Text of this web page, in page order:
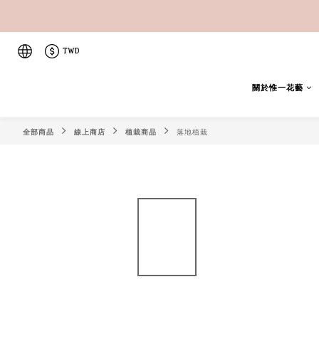
TWD
關於惟一花藝
全部商品 線上商店 植栽商品 落地植栽